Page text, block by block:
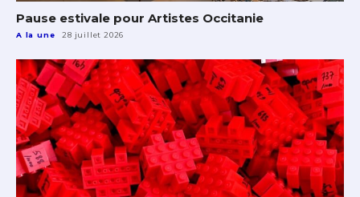
Pause estivale pour Artistes Occitanie
A la une 28 juillet 2026